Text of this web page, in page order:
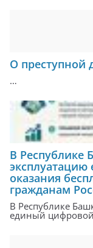
О преступной
…
В Республике
оказания
гражданам
В Республике
единый